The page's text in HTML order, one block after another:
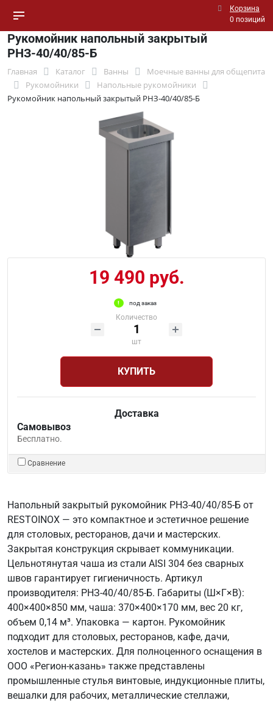
Корзина
0 позиций
Рукомойник напольный закрытый
РНЗ-40/40/85-Б
Главная Каталог Ванны
Моечные ванны для общепита
Рукомойники
Напольные рукомойники
Рукомойник напольный закрытый РНЗ-40/40/85-Б
19 490 руб.
под заказ
Количество
шт
КУПИТЬ
Доставка
Самовывоз
Бесплатно.
Сравнение
Напольный закрытый рукомойник РНЗ-40/40/85-Б от
RESTOINOX — это компактное и эстетичное решение
для столовых, ресторанов, дачи и мастерских.
Закрытая конструкция скрывает коммуникации.
Цельнотянутая чаша из стали AISI 304 без сварных
швов гарантирует гигиеничность. Артикул
производителя: РНЗ-40/40/85-Б. Габариты (Ш×Г×В):
400×400×850 мм, чаша: 370×400×170 мм, вес 20 кг,
объем 0,14 м³. Упаковка — картон. Рукомойник
подходит для столовых, ресторанов, кафе, дачи,
хостелов и мастерских. Для полноценного оснащения в
ООО «Регион-казань» также представлены
промышленные стулья винтовые, индукционные плиты,
вешалки для рабочих, металлические стеллажи,